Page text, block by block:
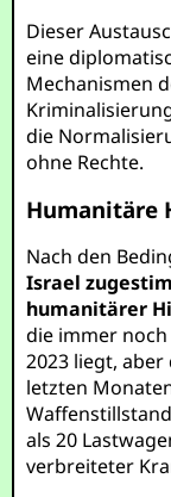
Dieser
eine
Mechanismen
die
ohne Rechte.
Humanitäre
Nach den
Israel
humanitärer
die immer
2023 liegt,
letzten
als 20
verbreiteter